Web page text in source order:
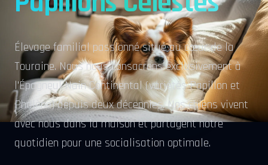
Élevage familial passionné situé au cœur de la
Touraine. Nous nous consacrons exclusivement à
l'Épagneul Nain Continental (variétés Papillon et
Phalène) depuis deux décennies. Nos chiens vivent
avec nous dans la maison et partagent notre
quotidien pour une socialisation optimale.